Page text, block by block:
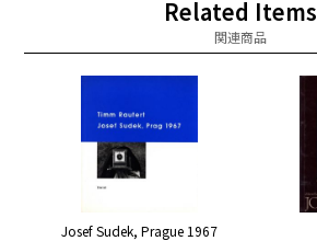
Related Items
関連商品
Josef Sudek, Prague 1967